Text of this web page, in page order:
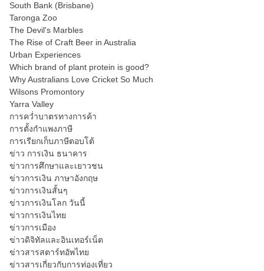
South Bank (Brisbane)
Taronga Zoo
The Devil's Marbles
The Rise of Craft Beer in Australia
Urban Experiences
Which brand of plant protein is good?
Why Australians Love Cricket So Much
Wilsons Promontory
Yarra Valley
การคว่ำบาตรทางการค้า
การตั้งกำแพงภาษี
การเรียกเก็บภาษีตอบโต้
ข่าว การเงิน ธนาคาร
ข่าวการศึกษาและเยาวชน
ข่าวการเงิน ภาษาอังกฤษ
ข่าวการเงินสั้นๆ
ข่าวการเงินโลก วันนี้
ข่าวการเงินไทย
ข่าวการเมือง
ข่าวดิจิทัลและอินเทอร์เน็ต
ข่าวสารสตาร์ทอัพไทย
ข่าวสารเกี่ยวกับการท่องเที่ยว